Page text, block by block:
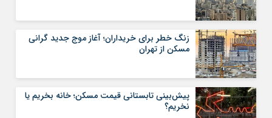
زنگ خطر برای خریداران؛ آغاز موج جدید گرانی
مسکن از تهران
پیش‌بینی تابستانی قیمت مسکن؛ خانه بخریم یا
نخریم؟